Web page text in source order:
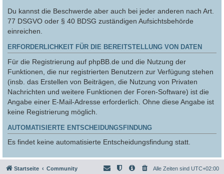
Du kannst die Beschwerde aber auch bei jeder anderen nach Art.
77 DSGVO oder § 40 BDSG zuständigen Aufsichtsbehörde
einreichen.
ERFORDERLICHKEIT FÜR DIE BEREITSTELLUNG VON DATEN
Für die Registrierung auf phpBB.de und die Nutzung der
Funktionen, die nur registrierten Benutzern zur Verfügung stehen
(insb. das Erstellen von Beiträgen, die Nutzung von Privaten
Nachrichten und weitere Funktionen der Foren-Software) ist die
Angabe einer E-Mail-Adresse erforderlich. Ohne diese Angabe ist
keine Registrierung möglich.
AUTOMATISIERTE ENTSCHEIDUNGSFINDUNG
Es findet keine automatisierte Entscheidungsfindung statt.
Startseite Community Alle Zeiten sind UTC+02:00